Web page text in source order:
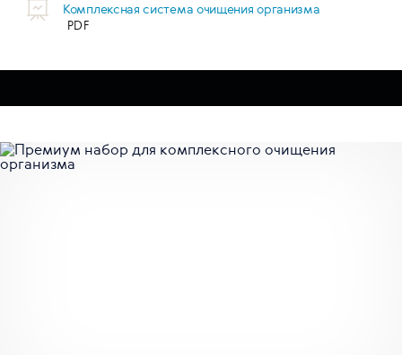
Комплексная система очищения организма